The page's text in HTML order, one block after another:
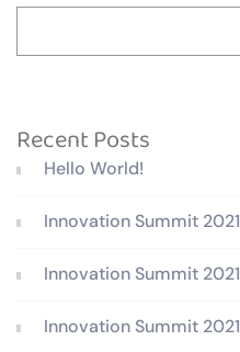
Recent Posts
Hello World!
Innovation Summit 2021
Innovation Summit 2021
Innovation Summit 2021